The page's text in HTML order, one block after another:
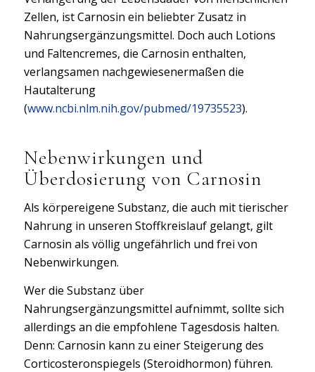
Zellen, ist Carnosin ein beliebter Zusatz in
Nahrungsergänzungsmittel. Doch auch Lotions
und Faltencremes, die Carnosin enthalten,
verlangsamen nachgewiesenermaßen die
Hautalterung
(www.ncbi.nlm.nih.gov/pubmed/19735523).
Nebenwirkungen und
Überdosierung von Carnosin
Als körpereigene Substanz, die auch mit tierischer
Nahrung in unseren Stoffkreislauf gelangt, gilt
Carnosin als völlig ungefährlich und frei von
Nebenwirkungen.
Wer die Substanz über
Nahrungsergänzungsmittel aufnimmt, sollte sich
allerdings an die empfohlene Tagesdosis halten.
Denn: Carnosin kann zu einer Steigerung des
Corticosteronspiegels (Steroidhormon) führen.